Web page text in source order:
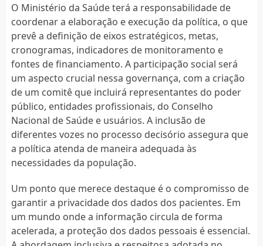
O Ministério da Saúde terá a responsabilidade de
coordenar a elaboração e execução da política, o que
prevê a definição de eixos estratégicos, metas,
cronogramas, indicadores de monitoramento e
fontes de financiamento. A participação social será
um aspecto crucial nessa governança, com a criação
de um comitê que incluirá representantes do poder
público, entidades profissionais, do Conselho
Nacional de Saúde e usuários. A inclusão de
diferentes vozes no processo decisório assegura que
a política atenda de maneira adequada às
necessidades da população.
Um ponto que merece destaque é o compromisso de
garantir a privacidade dos dados dos pacientes. Em
um mundo onde a informação circula de forma
acelerada, a proteção dos dados pessoais é essencial.